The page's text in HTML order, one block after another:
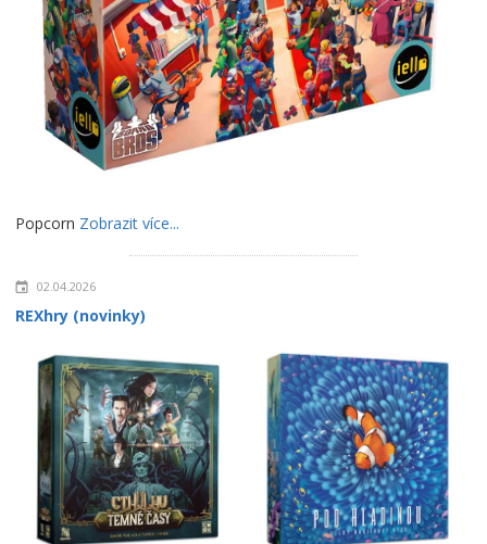
Popcorn Zobrazit více...
02.04.2026
REXhry (novinky)